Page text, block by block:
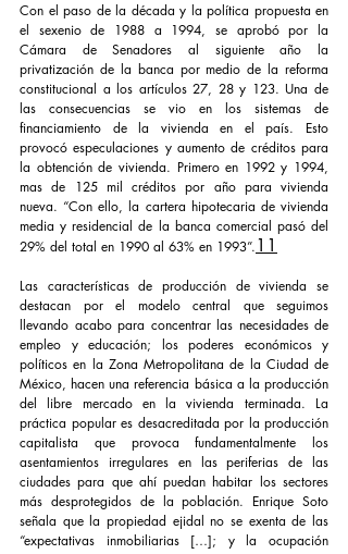
Con el paso de la década y la política propuesta en
el sexenio de 1988 a 1994, se aprobó por la
Cámara de Senadores al siguiente año la
privatización de la banca por medio de la reforma
constitucional a los artículos 27, 28 y 123. Una de
las consecuencias se vio en los sistemas de
financiamiento de la vivienda en el país. Esto
provocó especulaciones y aumento de créditos para
la obtención de vivienda. Primero en 1992 y 1994,
mas de 125 mil créditos por año para vivienda
nueva. “Con ello, la cartera hipotecaria de vivienda
media y residencial de la banca comercial pasó del
29% del total en 1990 al 63% en 1993”.11
Las características de producción de vivienda se
destacan por el modelo central que seguimos
llevando acabo para concentrar las necesidades de
empleo y educación; los poderes económicos y
políticos en la Zona Metropolitana de la Ciudad de
México, hacen una referencia básica a la producción
del libre mercado en la vivienda terminada. La
práctica popular es desacreditada por la producción
capitalista que provoca fundamentalmente los
asentamientos irregulares en las periferias de las
ciudades para que ahí puedan habitar los sectores
más desprotegidos de la población. Enrique Soto
señala que la propiedad ejidal no se exenta de las
“expectativas inmobiliarias […]; y la ocupación